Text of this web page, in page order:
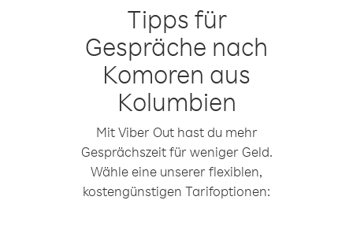
Tipps für
Gespräche nach
Komoren aus
Kolumbien
Mit Viber Out hast du mehr
Gesprächszeit für weniger Geld.
Wähle eine unserer flexiblen,
kostengünstigen Tarifoptionen: